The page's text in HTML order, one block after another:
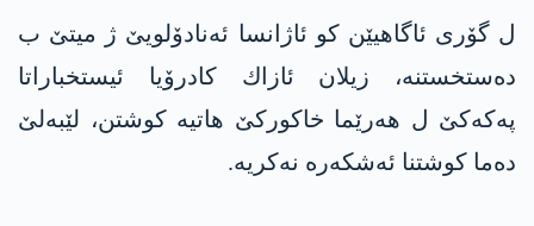
ل گۆری ئاگاهیێن كو ئاژانسا ئه‌نادۆلویێ ژ میتێ ب
ده‌ستخستنه‌، زیلان ئازاك كادرۆیا ئیستخباراتا
په‌كه‌كێ ل هه‌رێما خاكوركێ هاتیه‌ كوشتن، لێبه‌لێ
ده‌ما كوشتنا ئه‌شكه‌ره‌ نه‌كریه‌.